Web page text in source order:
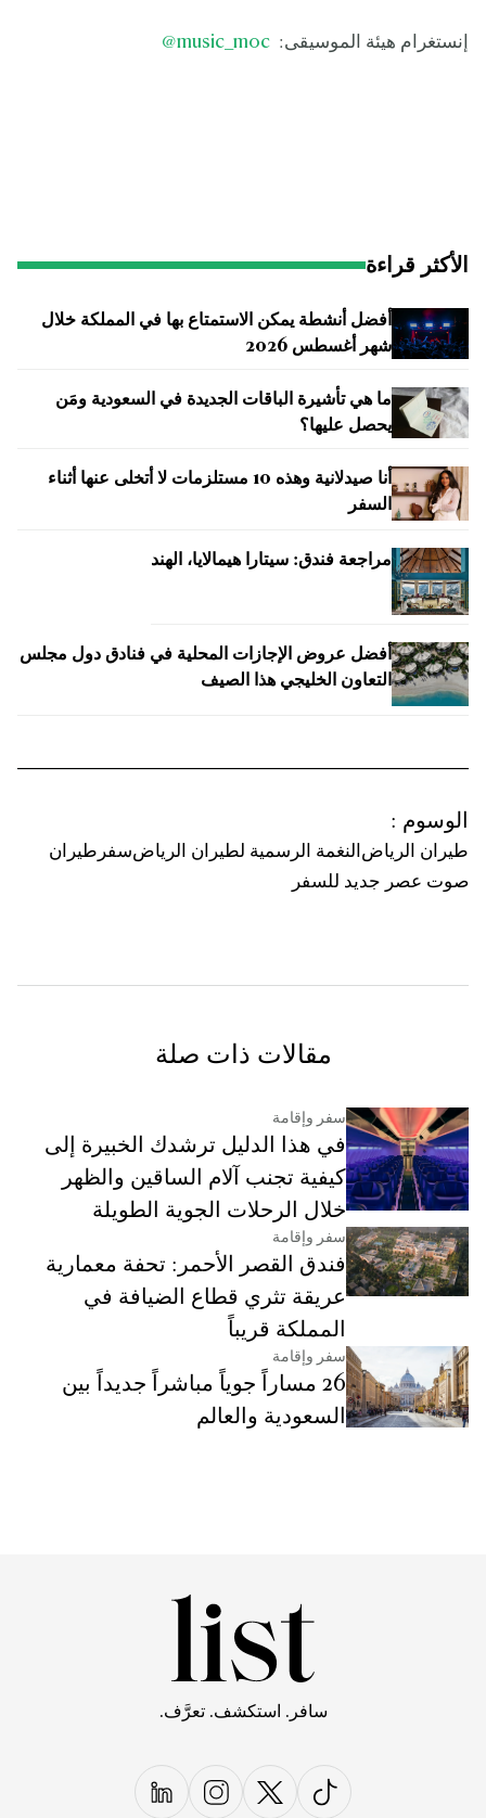
إنستغرام هيئة الموسيقى: music_moc
@
الأكثر قراءة
أفضل أنشطة يمكن الاستمتاع بها في المملكة خلال
شهر أغسطس 2026
ما هي تأشيرة الباقات الجديدة في السعودية ومَن
يحصل عليها؟
أنا صيدلانية وهذه 10 مستلزمات لا أتخلى عنها أثناء
السفر
مراجعة فندق: سيتارا هيمالايا، الهند
أفضل عروض الإجازات المحلية في فنادق دول مجلس
التعاون الخليجي هذا الصيف
الوسوم :
طيران الرياضالنغمة الرسمية لطيران الرياضسفر طيران
صوت عصر جديد للسفر
مقالات ذات صلة
سفر وإقامة
في هذا الدليل ترشدك الخبيرة إلى
كيفية تجنب آلام الساقين والظهر
خلال الرحلات الجوية الطويلة
سفر وإقامة
فندق القصر الأحمر: تحفة معمارية
عريقة تثري قطاع الضيافة في
المملكة قريباً
سفر وإقامة
26 مساراً جوياً مباشراً جديداً بين
السعودية والعالم
سافر. استكشف. تعرَّف.